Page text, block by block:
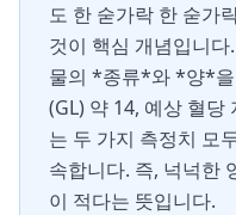
도 한 숟가락 한 숟가
것이 핵심 개념입니
물의 *종류*와 *양*을
(GL) 약 14, 예상 혈당
는 두 가지 측정치 모
속합니다. 즉, 넉넉한
이 적다는 뜻입니다.